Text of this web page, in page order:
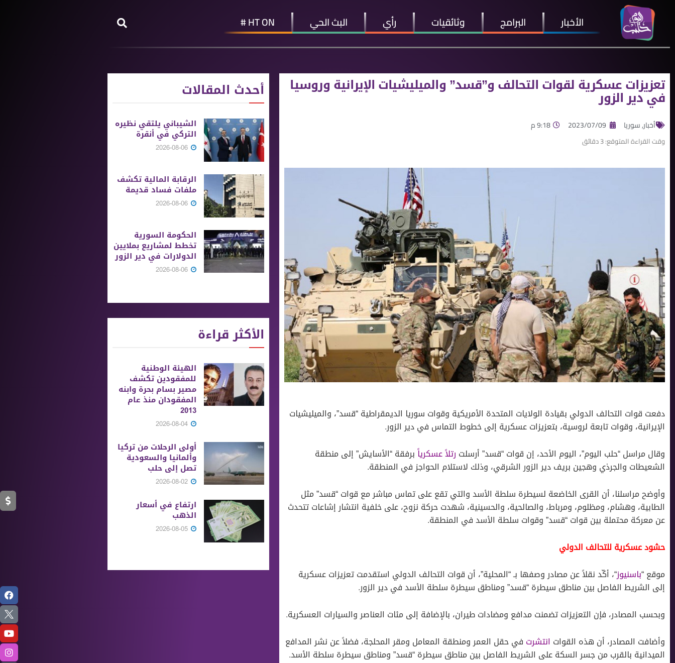
الأخبار البرامج وثائقيات رأي البث الحي HT ON #
تعزيزات عسكرية لقوات التحالف و”قسد” والميليشيات الإيرانية وروسيا
في دير الزور
أخبار,سوريا 2023/07/09 9:18 م
وقت القراءة المتوقع:3دقائق
دفعت قوات التحالف الدولي بقيادة الولايات المتحدة الأمريكية وقوات سوريا الديمقراطية “قسد”، والميليشيات
الإيرانية، وقوات تابعة لروسية، بتعزيزات عسكرية إلى خطوط التماس في دير الزور.
وقال مراسل “حلب اليوم”، اليوم الأحد، إن قوات “قسد” أرسلت رتلاً عسكرياًبرفقة “الأسايش” إلى منطقة
الشعيطات والجرذي وهجين بريف دير الزور الشرقي، وذلك لاستلام الحواجز في المنطقة.
وأوضح مراسلنا، أن القرى الخاضعة لسيطرة سلطة الأسد والتي تقع على تماس مباشر مع قوات “قسد” مثل
الطابية، وهشام، ومظلوم، ومرباط، والصالحية، والحسينية، شهدت حركة نزوح، على خلفية انتشار إشاعات تتحدث
عن معركة محتملة بين قوات “قسد” وقوات سلطة الأسد في المنطقة.
حشود عسكرية للتحالف الدولي
موقع “باسنيوز“، أكّد نقلاً عن مصادر وصفها بـ “المحلية”، أن قوات التحالف الدولي استقدمت تعزيزات عسكرية
إلى الشريط الفاصل بين مناطق سيطرة “قسد” ومناطق سيطرة سلطة الأسد في دير الزور.
وبحسب المصادر، فإن التعزيزات تضمنت مدافع ومضادات طيران، بالإضافة إلى مئات العناصر والسيارات العسكرية.
وأضافت المصادر، أن هذه القوات انتشرت في حقل العمر ومنطقة المعامل ومقر المحلجة، فضلاً عن نشر المدافع
الميدانية بالقرب من جسر السكة على الشريط الفاصل بين مناطق سيطرة “قسد” ومناطق سيطرة سلطة الأسد.
أحدث المقالات
الشيباني يلتقي نظيره
التركي في أنقرة
الرقابة المالية تكشف
ملفات فساد قديمة
الحكومة السورية
تخطط لمشاريع بملايين
الدولارات في دير الزور
الأكثر قراءة
الهيئة الوطنية
للمفقودين تكشف
مصير بسام بحرة وابنه
المفقودان منذ عام
2013
أولى الرحلات من ‏تركيا
وألمانيا والسعودية
تصل إلى حلب
ارتفاع في أسعار
الذهب